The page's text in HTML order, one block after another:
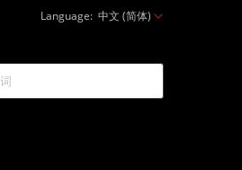
Language: 中文 (简体)